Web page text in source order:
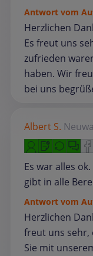
Antwort vom
Herzlichen
Es freut uns
zufrieden
haben. Wir
bei uns
Albert S.
Es war alles
gibt in alle
Antwort vom
Herzlichen
freut uns sehr,
Sie mit